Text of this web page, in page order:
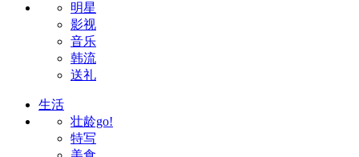
明星
影视
音乐
韩流
送礼
生活
壮龄go!
特写